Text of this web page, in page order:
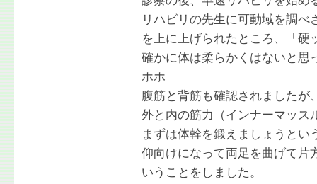
リハビリの先生に可動域を調
を上に上げられたところ、「硬
確かに体は柔らかくはないと思
ホホ
腹筋と背筋も確認されましたが
外と内の筋力（インナーマッス
まずは体幹を鍛えましょうとい
仰向けになって両足を曲げて片
いうことをしました。